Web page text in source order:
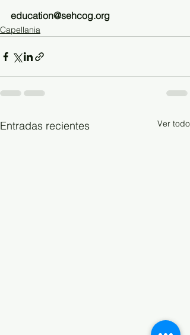
education@sehcog.org
Capellania
Entradas recientes Ver todo